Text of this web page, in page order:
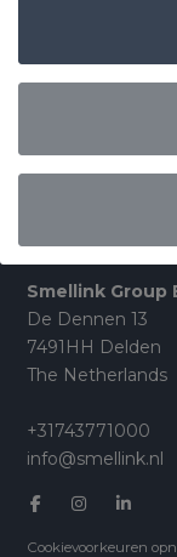
Smellink Group
De Dennen 13
7491HH Delden
The Netherlands
+31743771000
info@smellink.nl
Cookievoorkeuren